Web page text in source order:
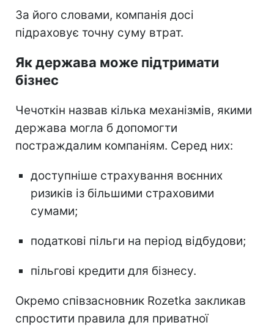
За його словами, компанія досі
підраховує точну суму втрат.
Як держава може підтримати
бізнес
Чечоткін назвав кілька механізмів, якими
держава могла б допомогти
постраждалим компаніям. Серед них:
доступніше страхування воєнних
ризиків із більшими страховими
сумами;
податкові пільги на період відбудови;
пільгові кредити для бізнесу.
Окремо співзасновник Rozetka закликав
спростити правила для приватної